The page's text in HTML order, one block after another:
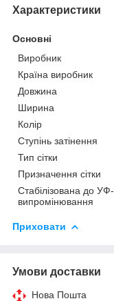
Характеристики
Основні
Виробник
Країна виробник
Довжина
Ширина
Колір
Ступінь затінення
Тип сітки
Призначення сітки
Стабілізована до УФ-
випромінювання
Приховати
Умови доставки
Нова Пошта